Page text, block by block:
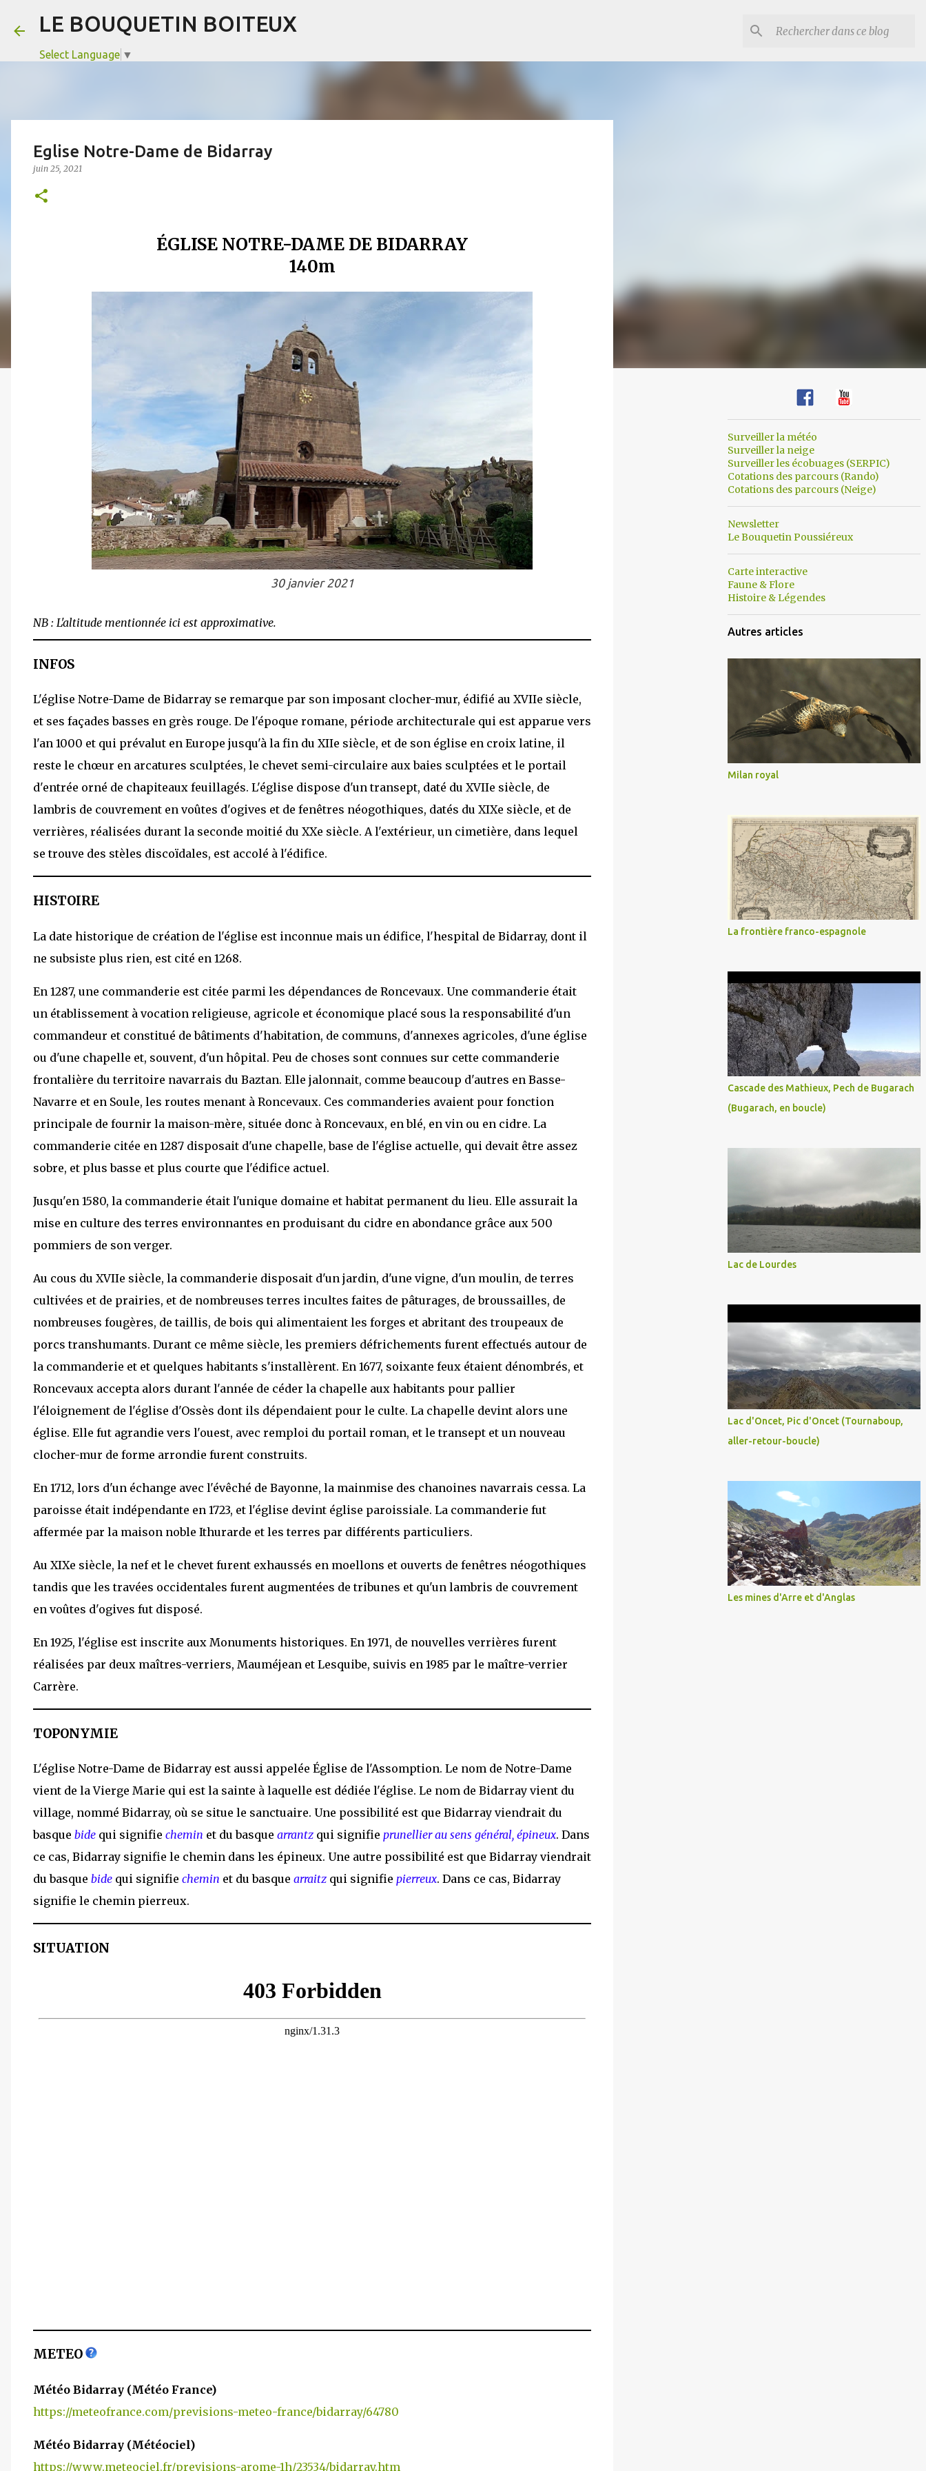
LE BOUQUETIN BOITEUX
Select Language ▼
Eglise Notre-Dame de Bidarray
juin 25, 2021
ÉGLISE NOTRE-DAME DE BIDARRAY
140m
30 janvier 2021
NB : L'altitude mentionnée ici est approximative.
INFOS
L'église Notre-Dame de Bidarray se remarque par son imposant clocher-mur, édifié au XVIIe siècle,
et ses façades basses en grès rouge. De l'époque romane, période architecturale qui est apparue vers
l'an 1000 et qui prévalut en Europe jusqu'à la fin du XIIe siècle, et de son église en croix latine, il
reste le chœur en arcatures sculptées, le chevet semi-circulaire aux baies sculptées et le portail
d'entrée orné de chapiteaux feuillagés. L'église dispose d'un transept, daté du XVIIe siècle, de
lambris de couvrement en voûtes d'ogives et de fenêtres néogothiques, datés du XIXe siècle, et de
verrières, réalisées durant la seconde moitié du XXe siècle. A l'extérieur, un cimetière, dans lequel
se trouve des stèles discoïdales, est accolé à l'édifice.
HISTOIRE
La date historique de création de l'église est inconnue mais un édifice, l'hespital de Bidarray, dont il
ne subsiste plus rien, est cité en 1268.
En 1287, une commanderie est citée parmi les dépendances de Roncevaux. Une commanderie était
un établissement à vocation religieuse, agricole et économique placé sous la responsabilité d'un
commandeur et constitué de bâtiments d'habitation, de communs, d'annexes agricoles, d'une église
ou d'une chapelle et, souvent, d'un hôpital. Peu de choses sont connues sur cette commanderie
frontalière du territoire navarrais du Baztan. Elle jalonnait, comme beaucoup d'autres en Basse-
Navarre et en Soule, les routes menant à Roncevaux. Ces commanderies avaient pour fonction
principale de fournir la maison-mère, située donc à Roncevaux, en blé, en vin ou en cidre. La
commanderie citée en 1287 disposait d'une chapelle, base de l'église actuelle, qui devait être assez
sobre, et plus basse et plus courte que l'édifice actuel.
Jusqu'en 1580, la commanderie était l'unique domaine et habitat permanent du lieu. Elle assurait la
mise en culture des terres environnantes en produisant du cidre en abondance grâce aux 500
pommiers de son verger.
Au cous du XVIIe siècle, la commanderie disposait d'un jardin, d'une vigne, d'un moulin, de terres
cultivées et de prairies, et de nombreuses terres incultes faites de pâturages, de broussailles, de
nombreuses fougères, de taillis, de bois qui alimentaient les forges et abritant des troupeaux de
porcs transhumants. Durant ce même siècle, les premiers défrichements furent effectués autour de
la commanderie et et quelques habitants s'installèrent. En 1677, soixante feux étaient dénombrés, et
Roncevaux accepta alors durant l'année de céder la chapelle aux habitants pour pallier
l'éloignement de l'église d'Ossès dont ils dépendaient pour le culte. La chapelle devint alors une
église. Elle fut agrandie vers l'ouest, avec remploi du portail roman, et le transept et un nouveau
clocher-mur de forme arrondie furent construits.
En 1712, lors d'un échange avec l'évêché de Bayonne, la mainmise des chanoines navarrais cessa. La
paroisse était indépendante en 1723, et l'église devint église paroissiale. La commanderie fut
affermée par la maison noble Ithurarde et les terres par différents particuliers.
Au XIXe siècle, la nef et le chevet furent exhaussés en moellons et ouverts de fenêtres néogothiques
tandis que les travées occidentales furent augmentées de tribunes et qu'un lambris de couvrement
en voûtes d'ogives fut disposé.
En 1925, l'église est inscrite aux Monuments historiques. En 1971, de nouvelles verrières furent
réalisées par deux maîtres-verriers, Mauméjean et Lesquibe, suivis en 1985 par le maître-verrier
Carrère.
TOPONYMIE
L'église Notre-Dame de Bidarray est aussi appelée Église de l'Assomption. Le nom de Notre-Dame
vient de la Vierge Marie qui est la sainte à laquelle est dédiée l'église. Le nom de Bidarray vient du
village, nommé Bidarray, où se situe le sanctuaire. Une possibilité est que Bidarray viendrait du
basque bide qui signifie chemin et du basque arrantz qui signifie prunellier au sens général, épineux. Dans
ce cas, Bidarray signifie le chemin dans les épineux. Une autre possibilité est que Bidarray viendrait
du basque bide qui signifie chemin et du basque arraitz qui signifie pierreux. Dans ce cas, Bidarray
signifie le chemin pierreux.
SITUATION
METEO
Météo Bidarray (Météo France)
https://meteofrance.com/previsions-meteo-france/bidarray/64780
Météo Bidarray (Météociel)
https://www.meteociel.fr/previsions-arome-1h/23534/bidarray.htm
Surveiller la météo
Surveiller la neige
Surveiller les écobuages (SERPIC)
Cotations des parcours (Rando)
Cotations des parcours (Neige)
Newsletter
Le Bouquetin Poussiéreux
Carte interactive
Faune & Flore
Histoire & Légendes
Autres articles
Milan royal
La frontière franco-espagnole
Cascade des Mathieux, Pech de Bugarach
(Bugarach, en boucle)
Lac de Lourdes
Lac d'Oncet, Pic d'Oncet (Tournaboup,
aller-retour-boucle)
Les mines d'Arre et d'Anglas